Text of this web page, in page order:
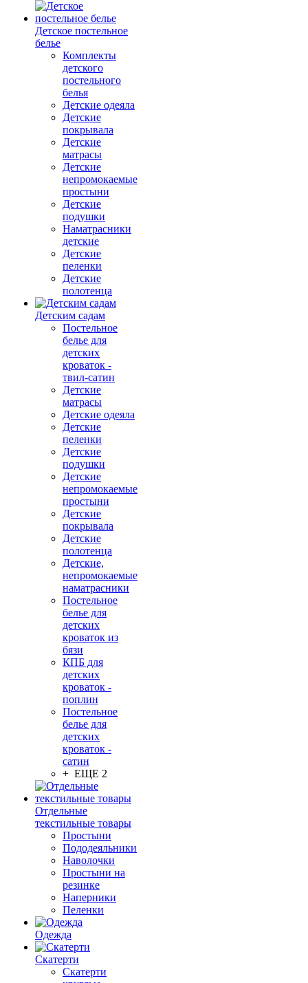
Детское постельное
белье
Комплекты
детского
постельного
белья
Детские одеяла
Детские
покрывала
Детские
матрасы
Детские
непромокаемые
простыни
Детские
подушки
Наматрасники
детские
Детские
пеленки
Детские
полотенца
Детским садам
Постельное
белье для
детских
кроваток -
твил-сатин
Детские
матрасы
Детские одеяла
Детские
пеленки
Детские
подушки
Детские
непромокаемые
простыни
Детские
покрывала
Детские
полотенца
Детские,
непромокаемые
наматрасники
Постельное
белье для
детских
кроваток из
бязи
КПБ для
детских
кроваток -
поплин
Постельное
белье для
детских
кроваток -
сатин
+ ЕЩЕ 2
Отдельные
текстильные товары
Простыни
Пододеяльники
Наволочки
Простыни на
резинке
Наперники
Пеленки
Одежда
Скатерти
Скатерти